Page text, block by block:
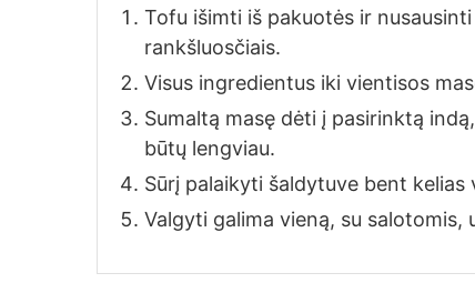
Tofu išimti iš pakuotės ir
rankšluosčiais.
Visus ingredientus iki vientisos
Sumaltą masę dėti į pasirinktą
būtų lengviau.
Sūrį palaikyti šaldytuve bent kelias
Valgyti galima vieną, su